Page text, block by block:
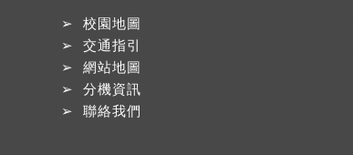
➢ 校園地圖
➢ 交通指引
➢ 網站地圖
➢ 分機資訊
➢ 聯絡我們